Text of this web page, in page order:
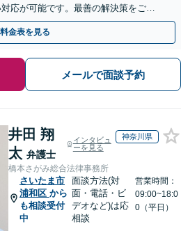
応が可能です。最善の解決策をご提
料金表を見る
メールで面談予約
井田 翔
太 弁護士
インタビュ
ーを見る
神奈川県
橋本さがみ総合法律事務所
さいたま市
浦和区 から
も相談受付
中
面談方法(対
面・電話・ビ
デオなど)は応
相談
営業時間：
09:00~18:0
0（平日）